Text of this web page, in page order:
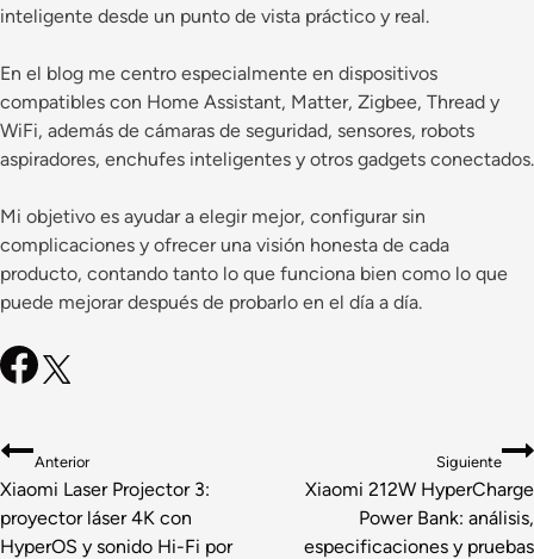
inteligente desde un punto de vista práctico y real.
En el blog me centro especialmente en dispositivos
compatibles con Home Assistant, Matter, Zigbee, Thread y
WiFi, además de cámaras de seguridad, sensores, robots
aspiradores, enchufes inteligentes y otros gadgets conectados.
Mi objetivo es ayudar a elegir mejor, configurar sin
complicaciones y ofrecer una visión honesta de cada
producto, contando tanto lo que funciona bien como lo que
puede mejorar después de probarlo en el día a día.
Navegación
de
entradas
Anterior
Xiaomi Laser Projector 3:
proyector láser 4K con
HyperOS y sonido Hi-Fi por
Siguiente
Xiaomi 212W HyperCharge
Power Bank: análisis,
especificaciones y pruebas